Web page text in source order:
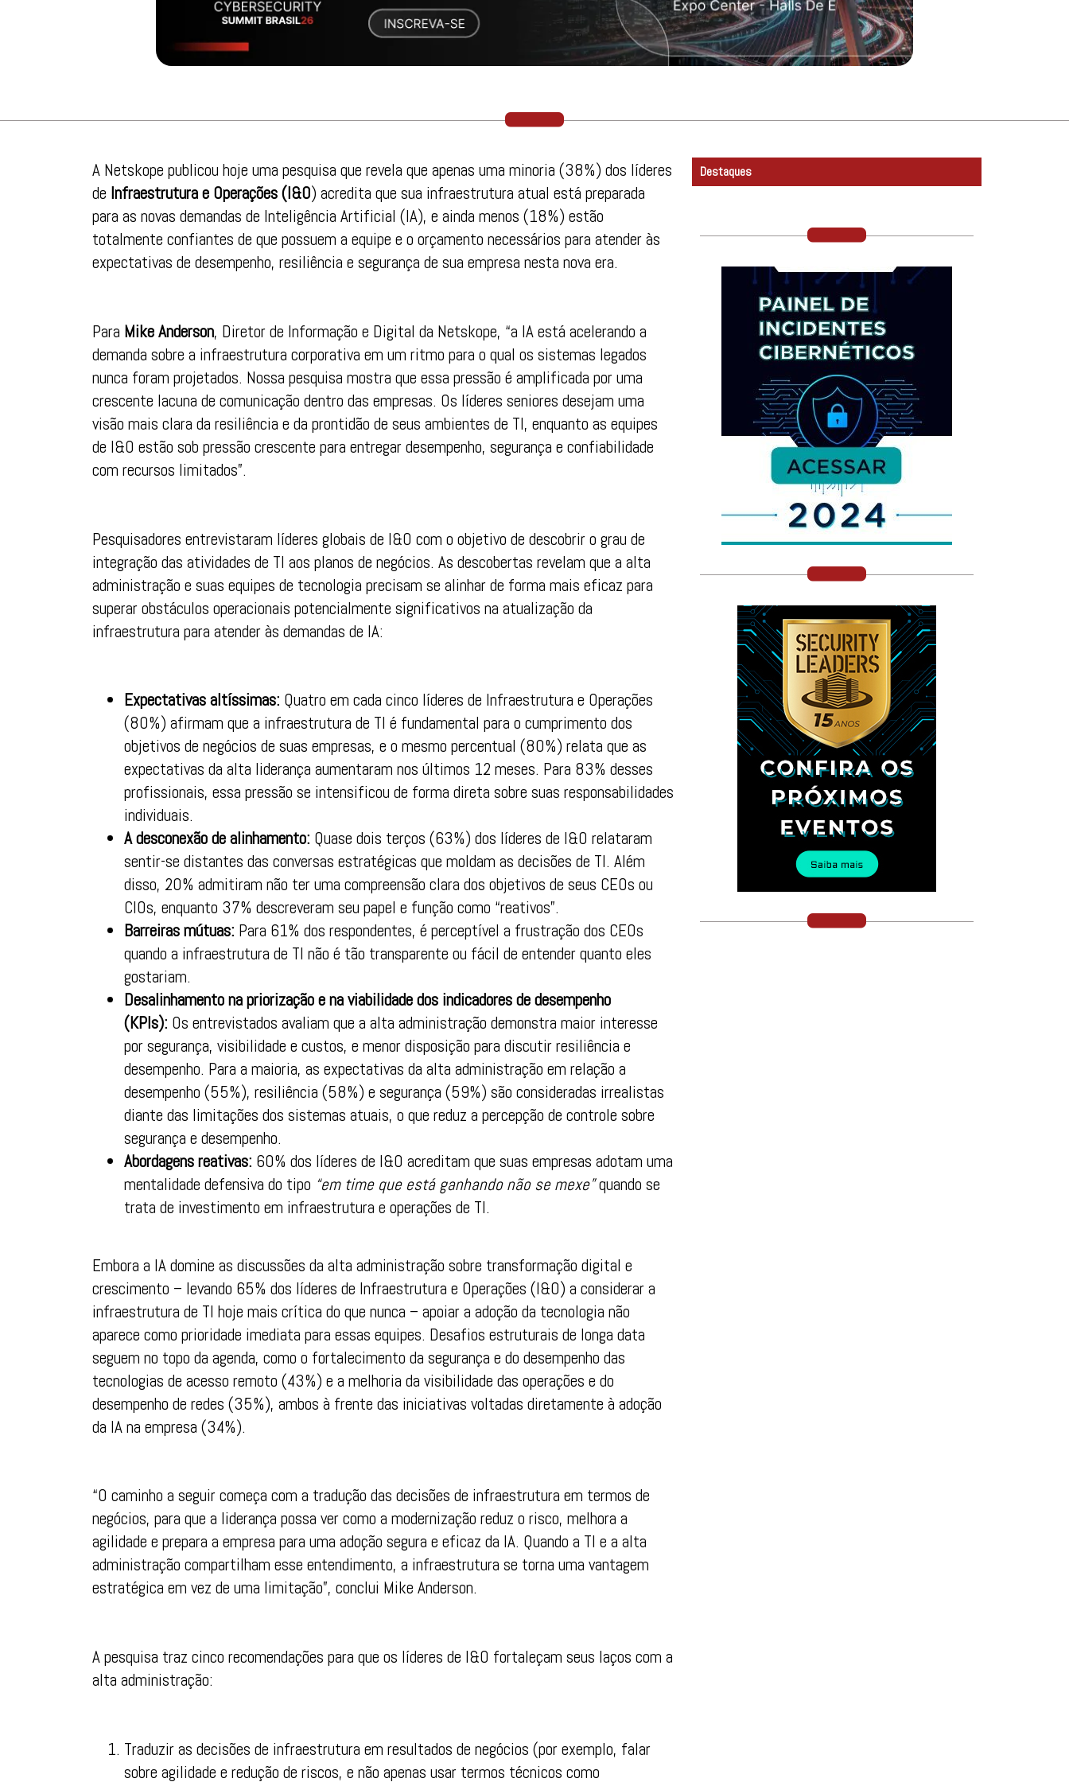
A Netskope publicou hoje uma pesquisa que revela que apenas uma minoria (38%) dos líderes
de Infraestrutura e Operações (I&O) acredita que sua infraestrutura atual está preparada
para as novas demandas de Inteligência Artificial (IA), e ainda menos (18%) estão
totalmente confiantes de que possuem a equipe e o orçamento necessários para atender às
expectativas de desempenho, resiliência e segurança de sua empresa nesta nova era.
Para Mike Anderson, Diretor de Informação e Digital da Netskope, “a IA está acelerando a
demanda sobre a infraestrutura corporativa em um ritmo para o qual os sistemas legados
nunca foram projetados. Nossa pesquisa mostra que essa pressão é amplificada por uma
crescente lacuna de comunicação dentro das empresas. Os líderes seniores desejam uma
visão mais clara da resiliência e da prontidão de seus ambientes de TI, enquanto as equipes
de I&O estão sob pressão crescente para entregar desempenho, segurança e confiabilidade
com recursos limitados”.
Pesquisadores entrevistaram líderes globais de I&O com o objetivo de descobrir o grau de
integração das atividades de TI aos planos de negócios. As descobertas revelam que a alta
administração e suas equipes de tecnologia precisam se alinhar de forma mais eficaz para
superar obstáculos operacionais potencialmente significativos na atualização da
infraestrutura para atender às demandas de IA:
Expectativas altíssimas: Quatro em cada cinco líderes de Infraestrutura e Operações
(80%) afirmam que a infraestrutura de TI é fundamental para o cumprimento dos
objetivos de negócios de suas empresas, e o mesmo percentual (80%) relata que as
expectativas da alta liderança aumentaram nos últimos 12 meses. Para 83% desses
profissionais, essa pressão se intensificou de forma direta sobre suas responsabilidades
individuais.
A desconexão de alinhamento: Quase dois terços (63%) dos líderes de I&O relataram
sentir-se distantes das conversas estratégicas que moldam as decisões de TI. Além
disso, 20% admitiram não ter uma compreensão clara dos objetivos de seus CEOs ou
CIOs, enquanto 37% descreveram seu papel e função como “reativos”.
Barreiras mútuas: Para 61% dos respondentes, é perceptível a frustração dos CEOs
quando a infraestrutura de TI não é tão transparente ou fácil de entender quanto eles
gostariam.
Desalinhamento na priorização e na viabilidade dos indicadores de desempenho
(KPIs): Os entrevistados avaliam que a alta administração demonstra maior interesse
por segurança, visibilidade e custos, e menor disposição para discutir resiliência e
desempenho. Para a maioria, as expectativas da alta administração em relação a
desempenho (55%), resiliência (58%) e segurança (59%) são consideradas irrealistas
diante das limitações dos sistemas atuais, o que reduz a percepção de controle sobre
segurança e desempenho.
Abordagens reativas: 60% dos líderes de I&O acreditam que suas empresas adotam uma
mentalidade defensiva do tipo “em time que está ganhando não se mexe”quando se
trata de investimento em infraestrutura e operações de TI.
Embora a IA domine as discussões da alta administração sobre transformação digital e
crescimento – levando 65% dos líderes de Infraestrutura e Operações (I&O) a considerar a
infraestrutura de TI hoje mais crítica do que nunca – apoiar a adoção da tecnologia não
aparece como prioridade imediata para essas equipes. Desafios estruturais de longa data
seguem no topo da agenda, como o fortalecimento da segurança e do desempenho das
tecnologias de acesso remoto (43%) e a melhoria da visibilidade das operações e do
desempenho de redes (35%), ambos à frente das iniciativas voltadas diretamente à adoção
da IA na empresa (34%).
“O caminho a seguir começa com a tradução das decisões de infraestrutura em termos de
negócios, para que a liderança possa ver como a modernização reduz o risco, melhora a
agilidade e prepara a empresa para uma adoção segura e eficaz da IA. Quando a TI e a alta
administração compartilham esse entendimento, a infraestrutura se torna uma vantagem
estratégica em vez de uma limitação”, conclui Mike Anderson.
A pesquisa traz cinco recomendações para que os líderes de I&O fortaleçam seus laços com a
alta administração:
Traduzir as decisões de infraestrutura em resultados de negócios (por exemplo, falar
sobre agilidade e redução de riscos, e não apenas usar termos técnicos como
Destaques